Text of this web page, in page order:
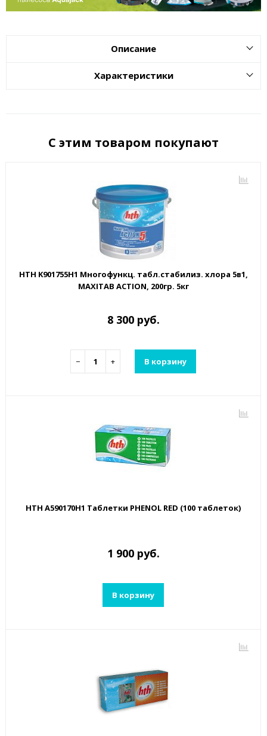
Описание
Характеристики
С этим товаром покупают
HTH K901755H1 Многофункц. табл.стабилиз. хлора 5в1,
MAXITAB ACTION, 200гр. 5кг
8 300 руб.
− + В корзину
HTH A590170H1 Таблетки PHENOL RED (100 таблеток)
1 900 руб.
В корзину